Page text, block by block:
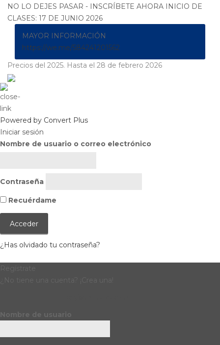
NO LO DEJES PASAR - INSCRÍBETE AHORA INICIO DE
CLASES: 17 DE JUNIO 2026
MAYOR INFORMACIÓN
https://we.me/584241201562
Precios del 2025. Hasta el 28 de febrero 2026
Powered by Convert Plus
Iniciar sesión
Nombre de usuario o correo electrónico
Contraseña
Recuérdame
¿Has olvidado tu contraseña?
Regístrate
¿No tiene una cuenta? ¡Crea una!
Nombre de usuario